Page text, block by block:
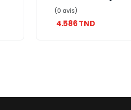
Prise Électrique
Encastrable 16A/250V
(0 avis)
4.586 TND